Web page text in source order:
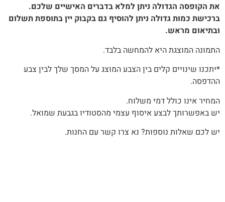
את הקופסה הגדולה ניתן למלא בדברים האישיים שלכם.
ברכישת כמות גדולה ניתן להוסיף גם בקבוק יין בתוספת תשלום
ובתיאום מראש.
התמונה המוצגת היא להמחשה בלבד.
*יתכנו שינויים קלים בין הצבע המוצג על המסך שלך לבין צבע
ההדפסה.
המחיר אינו כולל דמי משלוח.
יש באפשרותך לבצע איסוף עצמי מהסטודיו בגבעת שמואל.
יש לכם שאלות נוספות? נא צרו קשר עם החנות.